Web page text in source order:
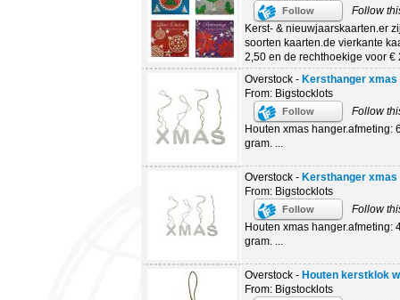
Follow
Follow
Kerst- & nieuwjaarskaarten.er
soorten kaarten.de vierkante
2,50 en de rechthoekige voor €
Overstock - Kersthanger
From: Bigstocklots
Follow
Follow
Houten xmas hanger.afmeting:
gram. ...
Overstock - Kersthanger xmas
From: Bigstocklots
Follow
Follow
Houten xmas hanger.afmeting:
gram. ...
Overstock - Houten kerstklok
From: Bigstocklots